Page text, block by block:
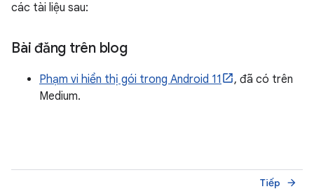
các tài liệu sau:
Bài đăng trên blog
Phạm vi hiển thị gói trong Android 11
, đã có trên
Medium.
Tiếp arrow_forward